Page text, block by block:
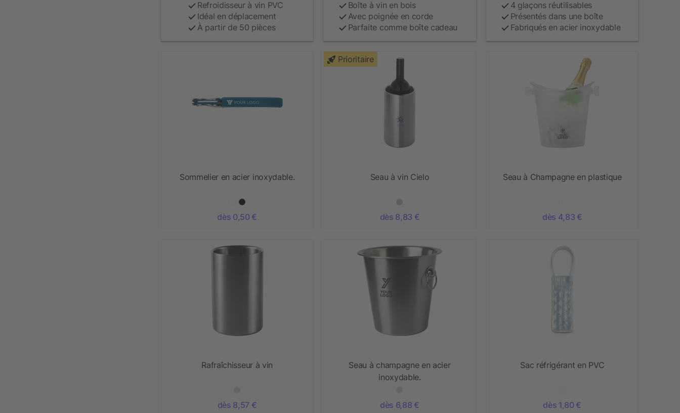
Refroidisseur à vin PVC
Idéal en déplacement
À partir de 50 pièces
Boîte à vin en bois
Avec poignée en corde
Parfaite comme boîte cadeau
4 glaçons réutilisables
Présentés dans une boîte
Fabriqués en acier inoxydable
Sommelier en acier inoxydable.
dès 0,50 €
Prioritaire
Seau à vin Cielo
dès 8,83 €
Seau à Champagne en plastique
dès 4,83 €
Rafraîchisseur à vin
dès 8,57 €
Seau à champagne en acier
inoxydable.
dès 6,88 €
Sac réfrigérant en PVC
dès 1,80 €